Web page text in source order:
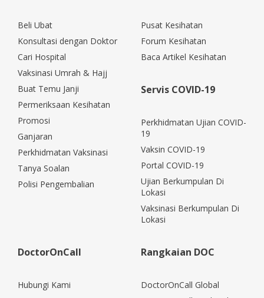
Beli Ubat
Konsultasi dengan Doktor
Cari Hospital
Vaksinasi Umrah & Hajj
Buat Temu Janji
Permeriksaan Kesihatan
Promosi
Ganjaran
Perkhidmatan Vaksinasi
Tanya Soalan
Polisi Pengembalian
Pusat Kesihatan
Forum Kesihatan
Baca Artikel Kesihatan
Servis COVID-19
Perkhidmatan Ujian COVID-
19
Vaksin COVID-19
Portal COVID-19
Ujian Berkumpulan Di
Lokasi
Vaksinasi Berkumpulan Di
Lokasi
DoctorOnCall
Hubungi Kami
Rangkaian DOC
DoctorOnCall Global